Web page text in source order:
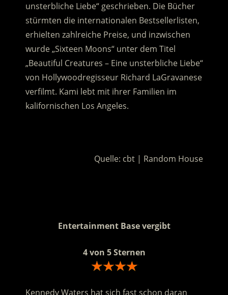
unsterbliche Liebe“ geschrieben. Die Bücher
stürmten die internationalen Bestsellerlisten,
erhielten zahlreiche Preise, und inzwischen
wurde „Sixteen Moons“ unter dem Titel
„Beautiful Creatures – Eine unsterbliche Liebe“
von Hollywoodregisseur Richard LaGravanese
verfilmt. Kami lebt mit ihrer Familien im
kalifornischen Los Angeles.
Quelle: cbt | Random House
Entertainment Base vergibt
4 von 5 Sternen
Kennedy Waters hat sich fast schon daran